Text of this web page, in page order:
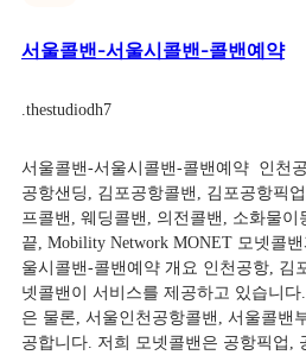
서울콜밴-서울시콜밴-콜밴예약
thestudiodh7
서울콜밴-서울시콜밴-콜밴예약 ​ 인천
공항샌딩, 김포공항콜밴, 김포공항픽
프콜밴, 웨딩콜밴, 의전콜밴, 소화물이
끝, Mobility Network MONET 모넷콜
울시콜밴-콜밴예약 개요 ​인천공항, 김
넷콜밴이 서비스를 제공하고 있습니
은 물론, 서울인천공항콜밴, 서울콜밴
공합니다. 저희 모넷콜밴은 공항픽업,